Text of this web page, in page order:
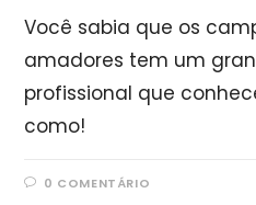
Você sabia que os
amadores tem um
profissional que
como!
0 COMENTÁRIO